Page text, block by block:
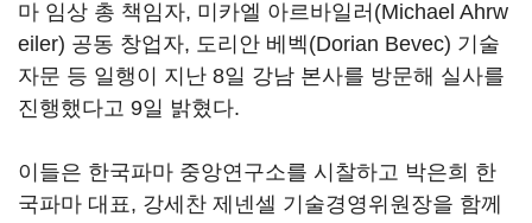
마 임상 총 책임자, 미카엘 아르바일러(Michael Ahrw
eiler) 공동 창업자, 도리안 베벡(Dorian Bevec) 기술
자문 등 일행이 지난 8일 강남 본사를 방문해 실사를
진행했다고 9일 밝혔다.
이들은 한국파마 중앙연구소를 시찰하고 박은희 한
국파마 대표, 강세찬 제넨셀 기술경영위원장을 함께